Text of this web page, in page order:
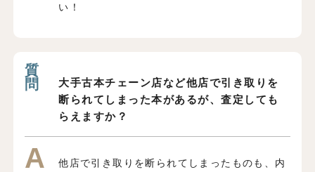
い！
大手古本チェーン店など他店で引き取りを
断られてしまった本があるが、査定しても
らえますか？
他店で引き取りを断られてしまったものも、内